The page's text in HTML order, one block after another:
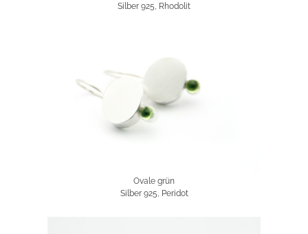
Silber 925, Rhodolit
Ovale grün
Silber 925, Peridot